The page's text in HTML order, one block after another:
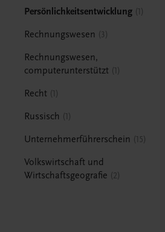
Persönlichkeitsentwicklung 1
Rechnungswesen 3
Rechnungswesen,
computerunterstützt 1
Recht 1
Russisch 1
Unternehmerführerschein 15
Volkswirtschaft und
Wirtschaftsgeografie
2